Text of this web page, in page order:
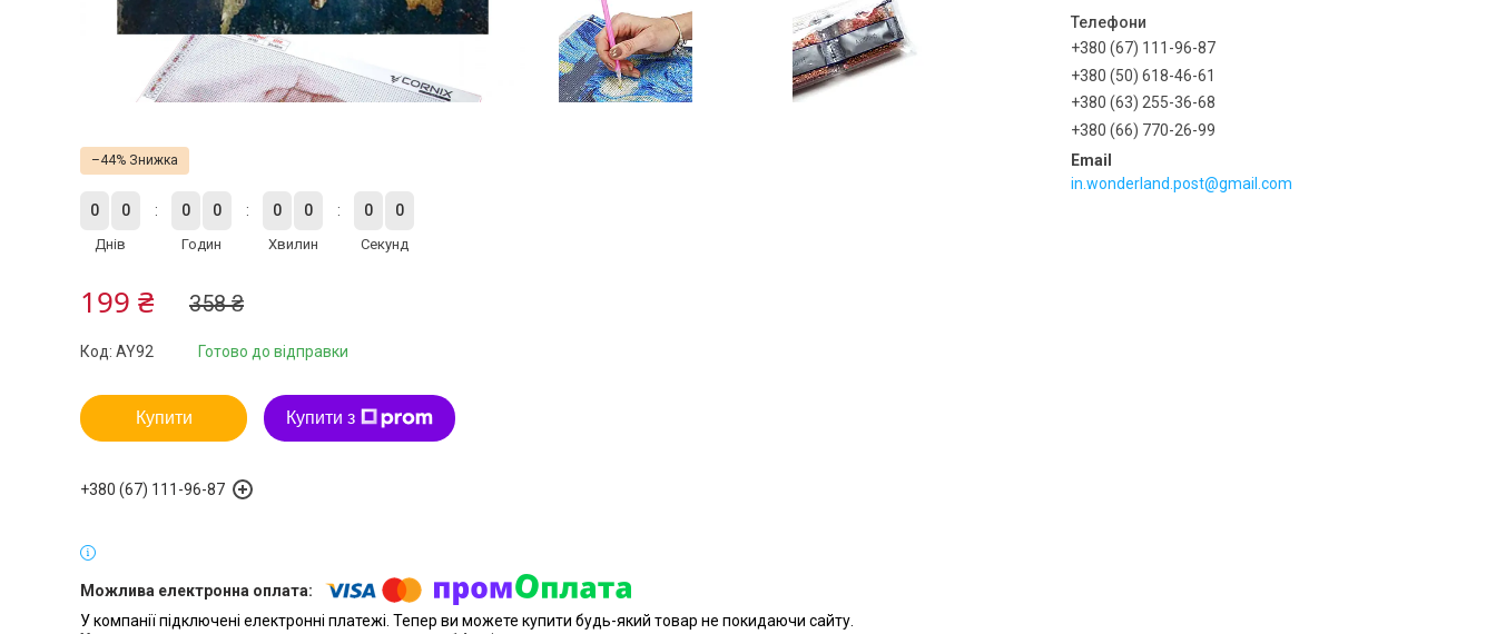
+380 (67) 111-96-87
+380 (50) 618-46-61
+380 (63) 255-36-68
+380 (66) 770-26-99
in.wonderland.post@gmail.com
–44%
0 0
Днів
0 0
Годин
0 0
Хвилин
0 0
Секунд
358 ₴
199 ₴
Готово до відправки
Код: AY92
Купити Купити з
+380 (67) 111-96-87
У компанії підключені електронні платежі. Тепер ви можете купити будь-який товар не покидаючи сайту.